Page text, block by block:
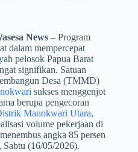
News – Program
dalam mempercepat
pelosok Papua Barat
signifikan. Satuan
Desa (TMMD)
sukses menggenjot
berupa pengecoran
Manokwari Utara,
volume pekerjaan di
angka 85 persen
Sabtu (16/05/2026).